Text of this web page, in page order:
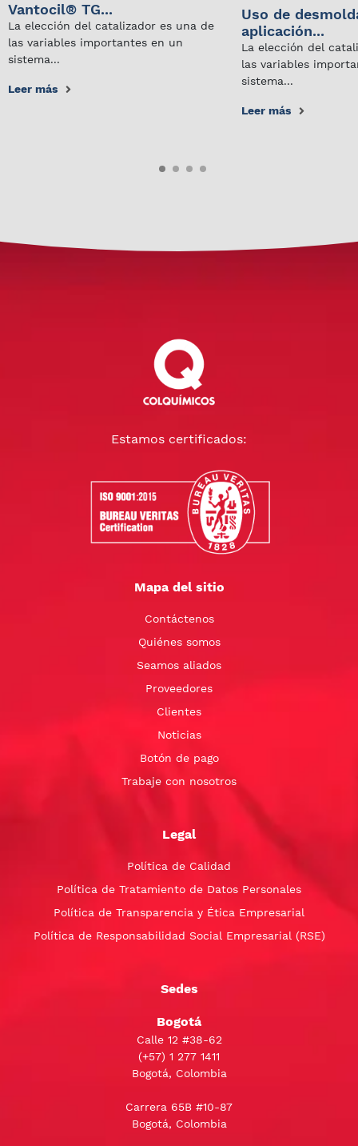
Vantocil® TG...
La elección del catalizador es una de
las variables importantes en un
sistema...
Leer más
Uso de
aplicación...
La elección del
las variables
sistema...
Leer más
Estamos certificados:
Mapa del sitio
Contáctenos
Quiénes somos
Seamos aliados
Proveedores
Clientes
Noticias
Botón de pago
Trabaje con nosotros
Legal
Política de Calidad
Política de Tratamiento de Datos Personales
Política de Transparencia y Ética Empresarial
Política de Responsabilidad Social Empresarial (RSE)
Sedes
Bogotá
Calle 12 #38-62
(+57) 1 277 1411
Bogotá, Colombia
Carrera 65B #10-87
Bogotá, Colombia